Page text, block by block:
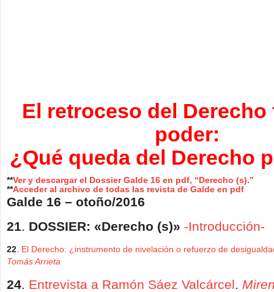
El retroceso del Derecho
poder:
¿Qué queda del Derecho
**Ver y descargar el Dossier Galde 16 en pdf, “Derecho (s).”
**Acceder al archivo de todas las revista de Galde en pdf
Galde 16 – otoño/2016
21. DOSSIER: «Derecho (s)» -Introducción-
22 El Derecho: ¿instrumento de nivelación o refuerzo de
Tomás Arrieta
24. Entrevista a Ramón Sáez Valcárcel.